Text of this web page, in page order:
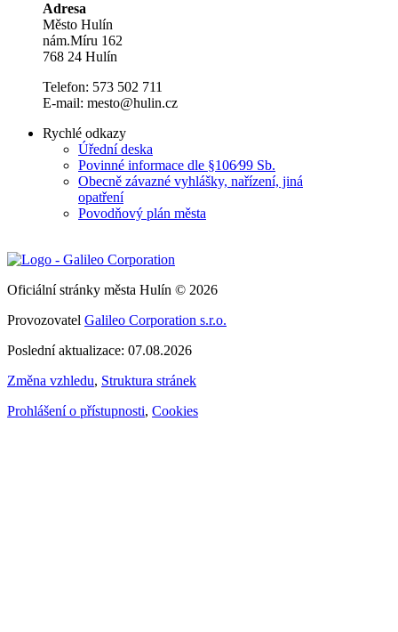
Adresa
Město Hulín
nám.Míru 162
768 24 Hulín
Telefon: 573 502 711
E-mail: mesto@hulin.cz
Rychlé odkazy
Úřední deska
Povinné informace dle §106⁄99 Sb.
Obecně závazné vyhlášky, nařízení, jiná
opatření
Povodňový plán města
Oficiální stránky města Hulín © 2026
Provozovatel Galileo Corporation s.r.o.
Poslední aktualizace: 07.08.2026
Změna vzhledu, Struktura stránek
Prohlášení o přístupnosti, Cookies